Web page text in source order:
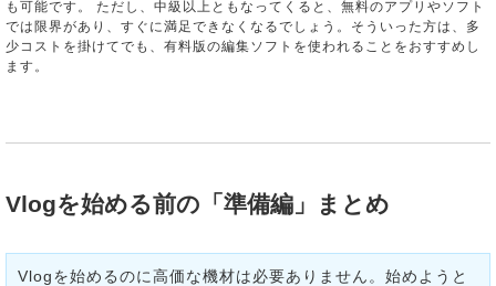
も可能です。 ただし、中級以上ともなってくると、無料のアプリやソフト
では限界があり、すぐに満足できなくなるでしょう。そういった方は、多
少コストを掛けてでも、有料版の編集ソフトを使われることをおすすめし
ます。
Vlogを始める前の「準備編」まとめ
Vlogを始めるのに高価な機材は必要ありません。始めようと